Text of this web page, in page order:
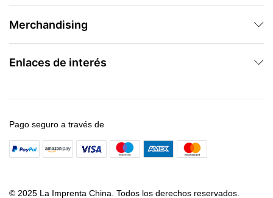
Merchandising
Enlaces de interés
© 2025 La Imprenta China. Todos los derechos reservados.
Pago seguro a través de